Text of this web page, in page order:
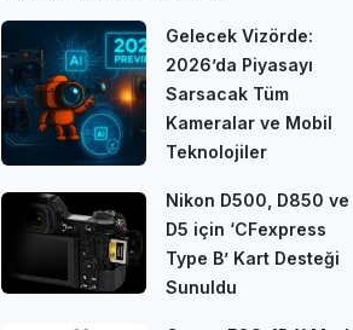
Gelecek Vizörde:
2026’da Piyasayı
Sarsacak Tüm
Kameralar ve Mobil
Teknolojiler
Nikon D500, D850 ve
D5 için ‘CFexpress
Type B’ Kart Desteği
Sunuldu